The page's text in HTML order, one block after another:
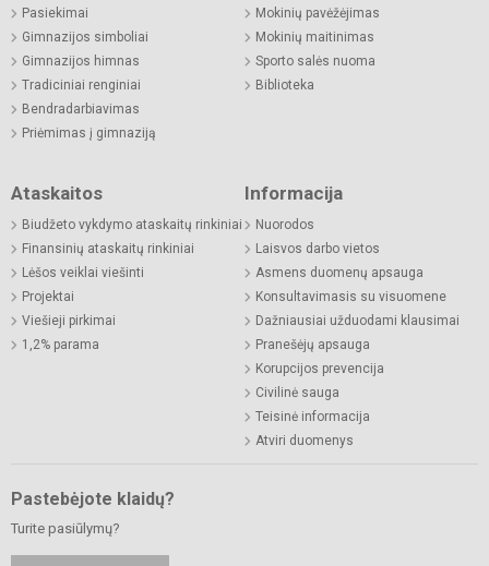
Pasiekimai
Gimnazijos simboliai
Gimnazijos himnas
Tradiciniai renginiai
Bendradarbiavimas
Priėmimas į gimnaziją
Mokinių pavėžėjimas
Mokinių maitinimas
Sporto salės nuoma
Biblioteka
Ataskaitos
Biudžeto vykdymo ataskaitų rinkiniai
Finansinių ataskaitų rinkiniai
Lėšos veiklai viešinti
Projektai
Viešieji pirkimai
1,2% parama
Informacija
Nuorodos
Laisvos darbo vietos
Asmens duomenų apsauga
Konsultavimasis su visuomene
Dažniausiai užduodami klausimai
Pranešėjų apsauga
Korupcijos prevencija
Civilinė sauga
Teisinė informacija
Atviri duomenys
Pastebėjote klaidų?
Turite pasiūlymų?